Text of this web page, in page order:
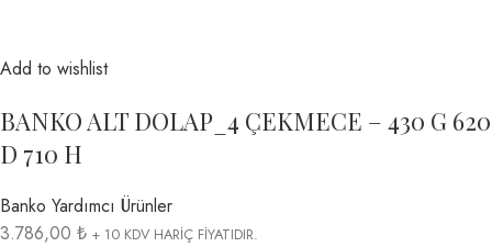
Add to wishlist
BANKO ALT DOLAP_4 ÇEKMECE – 430 G 620
D 710 H
Banko Yardımcı Ürünler
3.786,00 ₺ + 10 KDV HARİÇ FİYATIDIR.